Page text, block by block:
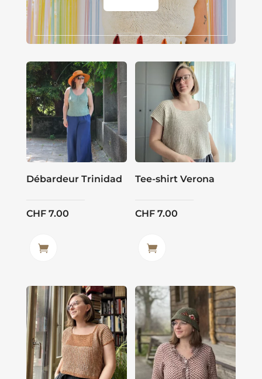
Débardeur Trinidad
CHF7.00
Tee-shirt Verona
CHF 7.00